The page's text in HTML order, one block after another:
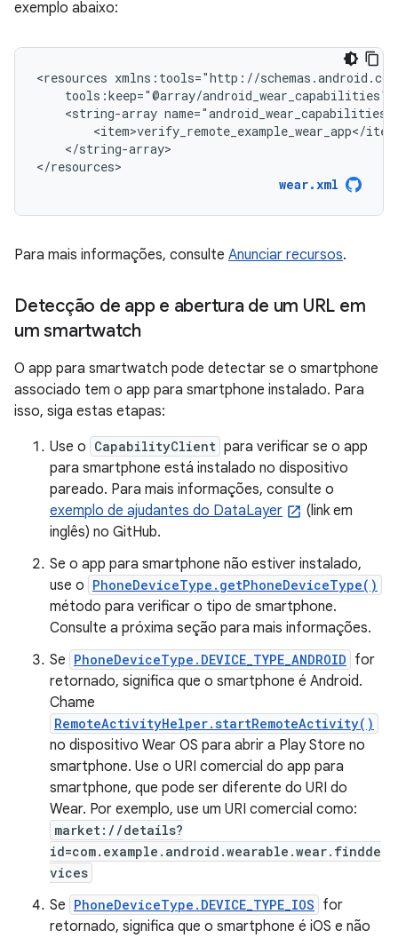
exemplo abaixo:
<resources
<string-array
</string-array>
</resources>
wear.xml
Para mais informações, consulte Anunciar recursos.
Detecção de app e abertura de um URL em
um smartwatch
O app para smartwatch pode detectar se o smartphone
associado tem o app para smartphone instalado. Para
isso, siga estas etapas:
Use o CapabilityClient para verificar se o app
para smartphone está instalado no dispositivo
pareado. Para mais informações, consulte o
exemplo de ajudantes do DataLayer
(link em
inglês) no GitHub.
Se o app para smartphone não estiver instalado,
use o PhoneDeviceType.getPhoneDeviceType()
método para verificar o tipo de smartphone.
Consulte a próxima seção para mais informações.
Se PhoneDeviceType.DEVICE_TYPE_ANDROID for
retornado, significa que o smartphone é Android.
Chame
RemoteActivityHelper.startRemoteActivity()
no dispositivo Wear OS para abrir a Play Store no
smartphone. Use o URI comercial do app para
smartphone, que pode ser diferente do URI do
Wear. Por exemplo, use um URI comercial como:
market://details?
id=com.example.android.wearable.wear.findde
vices
Se PhoneDeviceType.DEVICE_TYPE_IOS for
retornado, significa que o smartphone é iOS e não